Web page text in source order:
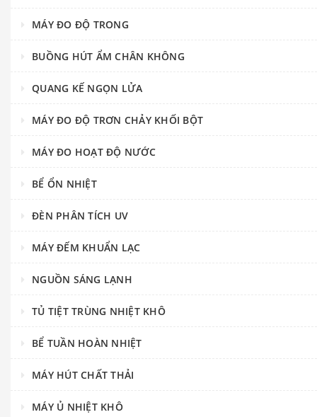
MÁY ĐO ĐỘ TRONG
BUỒNG HÚT ẨM CHÂN KHÔNG
QUANG KẾ NGỌN LỬA
MÁY ĐO ĐỘ TRƠN CHẢY KHỐI BỘT
MÁY ĐO HOẠT ĐỘ NƯỚC
BỂ ỔN NHIỆT
ĐÈN PHÂN TÍCH UV
MÁY ĐẾM KHUẨN LẠC
NGUỒN SÁNG LẠNH
TỦ TIỆT TRÙNG NHIỆT KHÔ
BỂ TUẦN HOÀN NHIỆT
MÁY HÚT CHẤT THẢI
MÁY Ủ NHIỆT KHÔ